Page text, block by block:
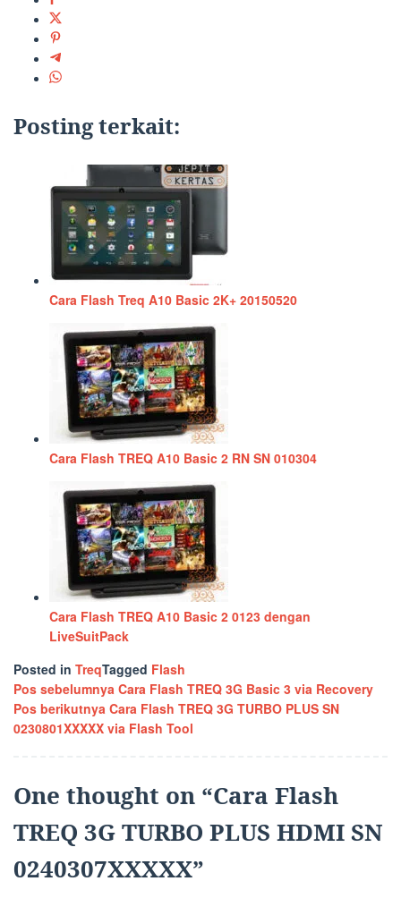
Posting terkait:
Cara Flash Treq A10 Basic 2K+ 20150520
Cara Flash TREQ A10 Basic 2 RN SN 010304
Cara Flash TREQ A10 Basic 2 0123 dengan
LiveSuitPack
Posted in TreqTagged Flash
Navigasi
pos
Pos sebelumnya Cara Flash TREQ 3G Basic 3 via Recovery
Pos berikutnya Cara Flash TREQ 3G TURBO PLUS SN
0230801XXXXX via Flash Tool
One thought on “Cara Flash
TREQ 3G TURBO PLUS HDMI SN
0240307XXXXX”